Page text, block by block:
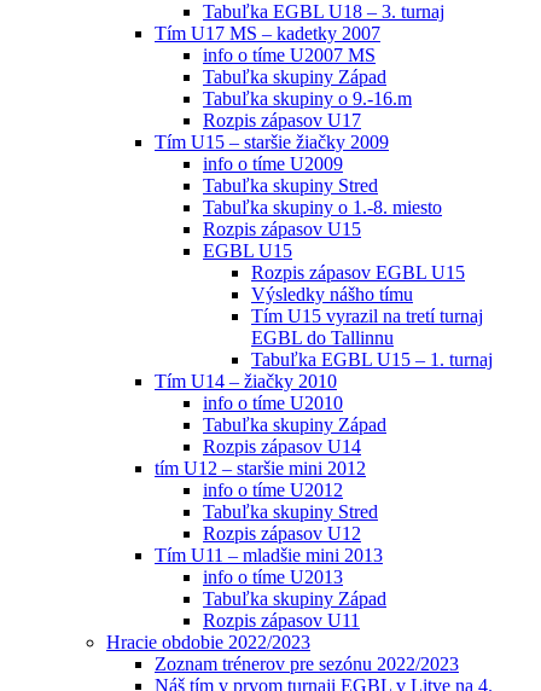
Tabuľka EGBL U18 – 3. turnaj
Tím U17 MS – kadetky 2007
info o tíme U2007 MS
Tabuľka skupiny Západ
Tabuľka skupiny o 9.-16.m
Rozpis zápasov U17
Tím U15 – staršie žiačky 2009
info o tíme U2009
Tabuľka skupiny Stred
Tabuľka skupiny o 1.-8. miesto
Rozpis zápasov U15
EGBL U15
Rozpis zápasov EGBL U15
Výsledky nášho tímu
Tím U15 vyrazil na tretí turnaj
EGBL do Tallinnu
Tabuľka EGBL U15 – 1. turnaj
Tím U14 – žiačky 2010
info o tíme U2010
Tabuľka skupiny Západ
Rozpis zápasov U14
tím U12 – staršie mini 2012
info o tíme U2012
Tabuľka skupiny Stred
Rozpis zápasov U12
Tím U11 – mladšie mini 2013
info o tíme U2013
Tabuľka skupiny Západ
Rozpis zápasov U11
Hracie obdobie 2022/2023
Zoznam trénerov pre sezónu 2022/2023
Náš tím v prvom turnaji EGBL v Litve na 4.